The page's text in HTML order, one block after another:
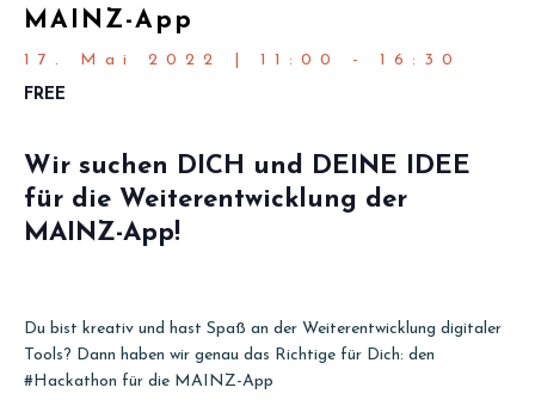
MAINZ-App
17. Mai 2022 | 11:00 - 16:30
FREE
Wir suchen DICH und DEINE IDEE
für die Weiterentwicklung der
MAINZ-App!
Du bist kreativ und hast Spaß an der Weiterentwicklung digitaler
Tools? Dann haben wir genau das Richtige für Dich: den
#Hackathon für die MAINZ-App